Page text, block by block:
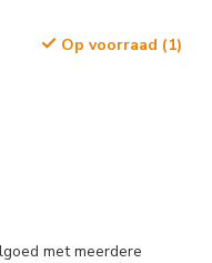
Op voorraad (1)
met meerdere